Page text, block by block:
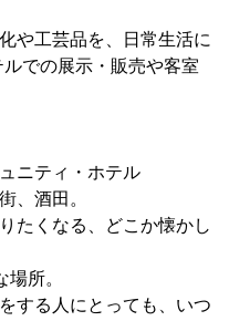
や工芸品を、日常生活に
での展示・販売や客室
ニティ・ホテル
、酒田。
たくなる、どこか懐かし
所。
する人にとっても、いつ